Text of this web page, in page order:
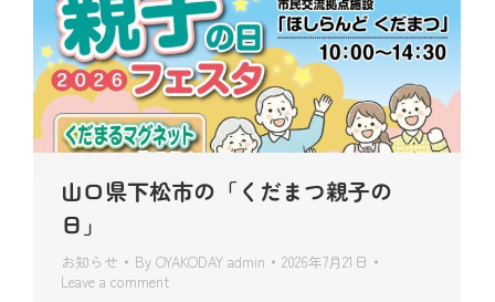
山口県下松市の「くだまつ親子の
日」
お知らせ By OYAKODAY admin
2026年7月21日
Leave a comment